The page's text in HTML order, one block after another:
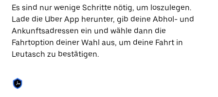
Taste,
um
den
Kalender
zu
schließen.
Es sind nur wenige Schritte nötig, um loszulegen.
Lade die Uber App herunter, gib deine Abhol- und
Ankunftsadressen ein und wähle dann die
Fahrtoption deiner Wahl aus, um deine Fahrt in
Leutasch zu bestätigen.